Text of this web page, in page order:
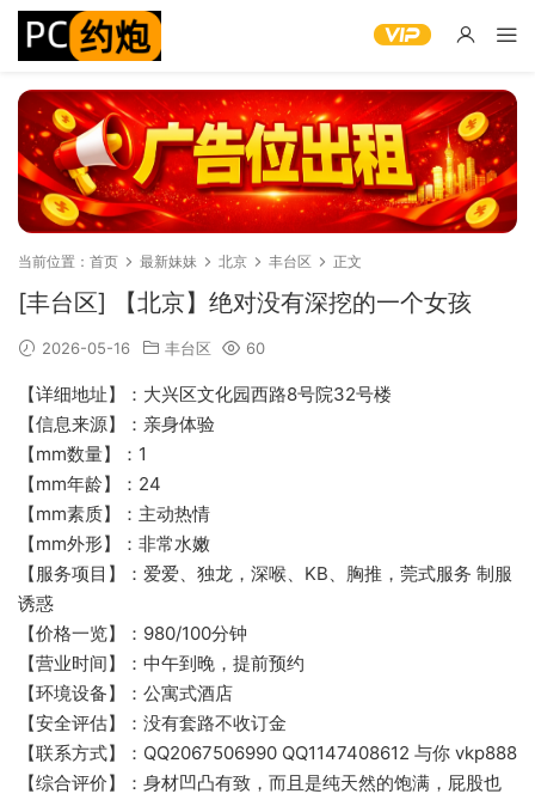
当前位置： 首页 最新妹妹 北京 丰台区 正文
[丰台区] 【北京】绝对没有深挖的一个女孩
2026-05-16 丰台区 60
【详细地址】：大兴区文化园西路8号院32号楼
【信息来源】：亲身体验
【mm数量】：1
【mm年龄】：24
【mm素质】：主动热情
【mm外形】：非常水嫩
【服务项目】：爱爱、独龙，深喉、KB、胸推，莞式服务 制服
诱惑
【价格一览】：980/100分钟
【营业时间】：中午到晚，提前预约
【环境设备】：公寓式酒店
【安全评估】：没有套路不收订金
【联系方式】：QQ2067506990 QQ1147408612 与你 vkp888
【综合评价】：身材凹凸有致，而且是纯天然的饱满，屁股也